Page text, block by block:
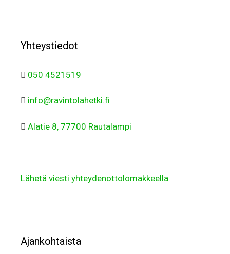
Yhteystiedot
050 4521519
info@ravintolahetki.fi
Alatie 8, 77700 Rautalampi
Lähetä viesti yhteydenottolomakkeella
Ajankohtaista